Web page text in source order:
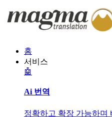
홈
서비스
🤖
Ai 번역
정확하고 확장 가능하며